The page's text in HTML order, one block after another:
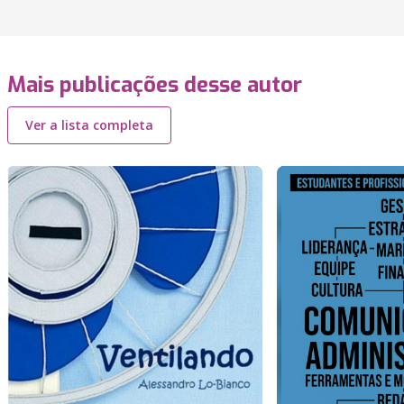
Mais publicações desse autor
Ver a lista completa